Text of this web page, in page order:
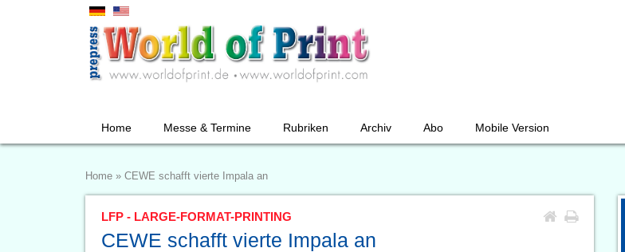
Home Messe & Termine Rubriken Archiv Abo Mobile Version
Home » CEWE schafft vierte Impala an
LFP - LARGE-FORMAT-PRINTING
CEWE schafft vierte Impala an